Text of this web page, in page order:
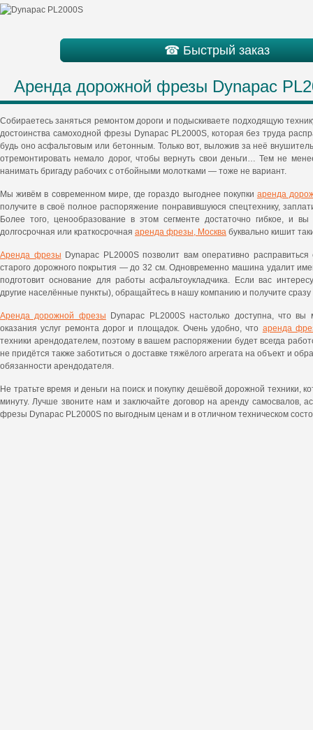
☎ Быстрый заказ
Аренда дорожной фрезы Dynapac
Собираетесь заняться ремонтом дороги и подыскиваете подходящую
достоинства самоходной фрезы Dynapac PL2000S, которая без труда
будь оно асфальтовым или бетонным. Только вот, выложив за неё
отремонтировать немало дорог, чтобы вернуть свои деньги… Тем не
нанимать бригаду рабочих с отбойными молотками — тоже не вариант.
Мы живём в современном мире, где гораздо выгоднее покупки аренда
получите в своё полное распоряжение понравившуюся спецтехнику,
Более того, ценообразование в этом сегменте достаточно гибкое, и
долгосрочная или краткосрочная аренда фрезы, Москва буквально кишит
Аренда фрезы Dynapac PL2000S позволит вам оперативно
старого дорожного покрытия — до 32 см. Одновременно машина удалит
подготовит основание для работы асфальтоукладчика. Если вас
другие населённые пункты), обращайтесь в нашу компанию и получите
Аренда дорожной фрезы Dynapac PL2000S настолько доступна, что вы
оказания услуг ремонта дорог и площадок. Очень удобно, что аренда
техники арендодателем, поэтому в вашем распоряжении будет всегда
не придётся также заботиться о доставке тяжёлого агрегата на объект и
обязанности арендодателя.
Не тратьте время и деньги на поиск и покупку дешёвой дорожной техники,
минуту. Лучше звоните нам и заключайте договор на аренду самосвалов,
фрезы Dynapac PL2000S по выгодным ценам и в отличном техническом